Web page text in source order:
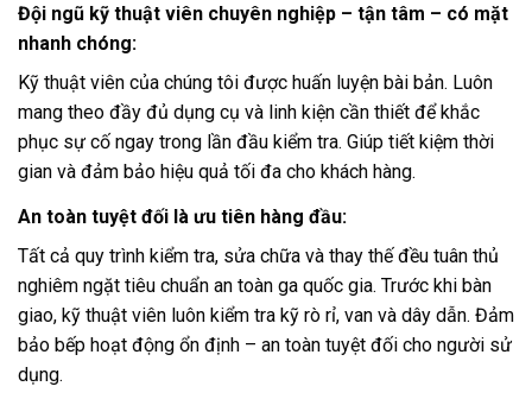
Đội ngũ kỹ thuật viên chuyên nghiệp – tận tâm – có mặt
nhanh chóng:
Kỹ thuật viên của chúng tôi được huấn luyện bài bản. Luôn
mang theo đầy đủ dụng cụ và linh kiện cần thiết để khắc
phục sự cố ngay trong lần đầu kiểm tra. Giúp tiết kiệm thời
gian và đảm bảo hiệu quả tối đa cho khách hàng.
An toàn tuyệt đối là ưu tiên hàng đầu:
Tất cả quy trình kiểm tra, sửa chữa và thay thế đều tuân thủ
nghiêm ngặt tiêu chuẩn an toàn ga quốc gia. Trước khi bàn
giao, kỹ thuật viên luôn kiểm tra kỹ rò rỉ, van và dây dẫn. Đảm
bảo bếp hoạt động ổn định – an toàn tuyệt đối cho người sử
dụng.